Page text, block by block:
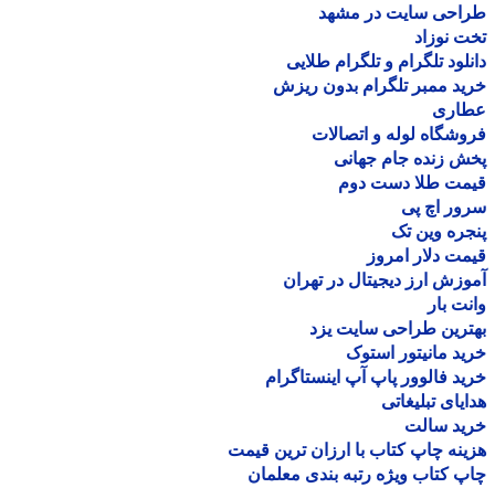
سایت در مشهد
نوزاد
تلگرام و تلگرام طلایی
ممبر تلگرام بدون ریزش
لوله و اتصالات
زنده جام جهانی
طلا دست دوم
اچ پی
وین تک
دلار امروز
ارز دیجیتال در تهران
بار
طراحی سایت یزد
مانیتور استوک
فالوور پاپ آپ اینستاگرام
تبلیغاتی
سالت
چاپ کتاب با ارزان ترین قیمت
کتاب ویژه رتبه بندی معلمان